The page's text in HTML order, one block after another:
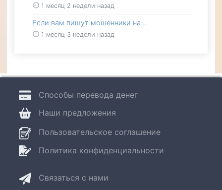
1 месяц 2 недели назад
Если вам пишут мошенники на…
1 месяц 3 недели назад
Связаться с нами
Пользовательское соглашение
Политика конфиденциальности
Способы перевода денег
Наши предложения